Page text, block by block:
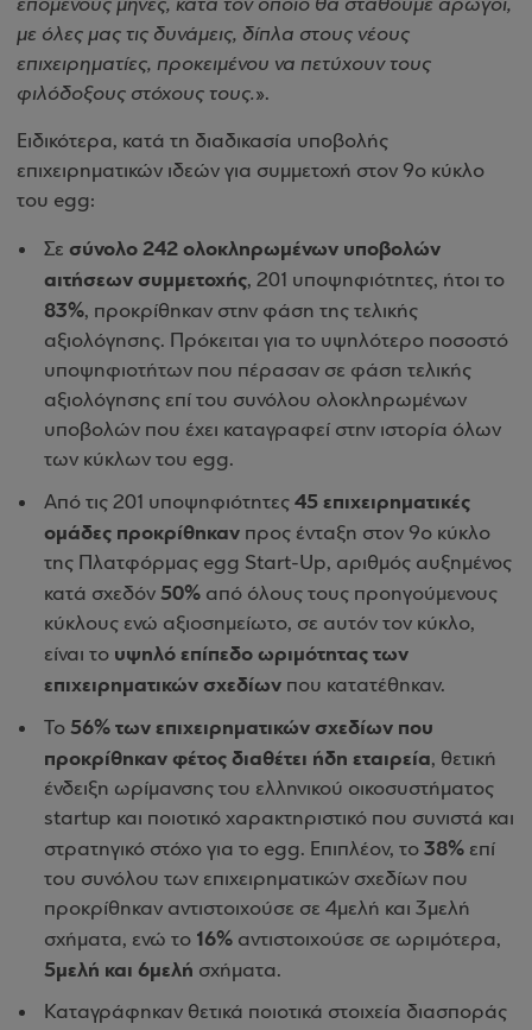
επόμενους μήνες, κατά τον οποίο θα σταθούμε αρωγοί,
με όλες μας τις δυνάμεις, δίπλα στους νέους
επιχειρηματίες, προκειμένου να πετύχουν τους
φιλόδοξους στόχους τους.».
Ειδικότερα, κατά τη διαδικασία υποβολής
επιχειρηματικών ιδεών για συμμετοχή στον 9ο κύκλο
του egg:
Σε σύνολο 242 ολοκληρωμένων υποβολών
αιτήσεων συμμετοχής, 201 υποψηφιότητες, ήτοι το
83%, προκρίθηκαν στην φάση της τελικής
αξιολόγησης. Πρόκειται για το υψηλότερο ποσοστό
υποψηφιοτήτων που πέρασαν σε φάση τελικής
αξιολόγησης επί του συνόλου ολοκληρωμένων
υποβολών που έχει καταγραφεί στην ιστορία όλων
των κύκλων του egg.
Από τις 201 υποψηφιότητες 45 επιχειρηματικές
ομάδες προκρίθηκαν προς ένταξη στον 9ο κύκλο
της Πλατφόρμας egg Start-Up, αριθμός αυξημένος
κατά σχεδόν 50% από όλους τους προηγούμενους
κύκλους ενώ αξιοσημείωτο, σε αυτόν τον κύκλο,
είναι το υψηλό επίπεδο ωριμότητας των
επιχειρηματικών σχεδίων που κατατέθηκαν.
Το 56% των επιχειρηματικών σχεδίων που
προκρίθηκαν φέτος διαθέτει ήδη εταιρεία, θετική
ένδειξη ωρίμανσης του ελληνικού οικοσυστήματος
startup και ποιοτικό χαρακτηριστικό που συνιστά και
στρατηγικό στόχο για το egg. Επιπλέον, το 38% επί
του συνόλου των επιχειρηματικών σχεδίων που
προκρίθηκαν αντιστοιχούσε σε 4μελή και 3μελή
σχήματα, ενώ το 16% αντιστοιχούσε σε ωριμότερα,
5μελή και 6μελή σχήματα.
Καταγράφηκαν θετικά ποιοτικά στοιχεία διασποράς